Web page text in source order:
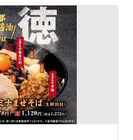
レ)を使用し、超強火で一
は、香ばしさと鍋を振る音
食人気No.1を誇る大人気メ
ンで、自分好みにアレンジ
わせれば、箸が止まらなく